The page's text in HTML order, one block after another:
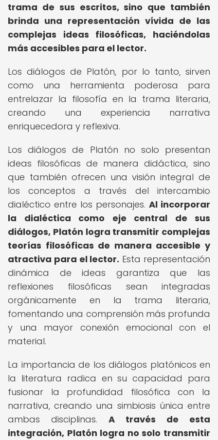
trama de sus escritos, sino que también
brinda una representación vívida de las
complejas ideas filosóficas, haciéndolas
más accesibles para el lector.
Los diálogos de Platón, por lo tanto, sirven
como una herramienta poderosa para
entrelazar la filosofía en la trama literaria,
creando una experiencia narrativa
enriquecedora y reflexiva.
Los diálogos de Platón no solo presentan
ideas filosóficas de manera didáctica, sino
que también ofrecen una visión integral de
los conceptos a través del intercambio
dialéctico entre los personajes. Al incorporar
la dialéctica como eje central de sus
diálogos, Platón logra transmitir complejas
teorías filosóficas de manera accesible y
atractiva para el lector. Esta representación
dinámica de ideas garantiza que las
reflexiones filosóficas sean integradas
orgánicamente en la trama literaria,
fomentando una comprensión más profunda
y una mayor conexión emocional con el
material.
La importancia de los diálogos platónicos en
la literatura radica en su capacidad para
fusionar la profundidad filosófica con la
narrativa, creando una simbiosis única entre
ambas disciplinas. A través de esta
integración, Platón logra no solo transmitir